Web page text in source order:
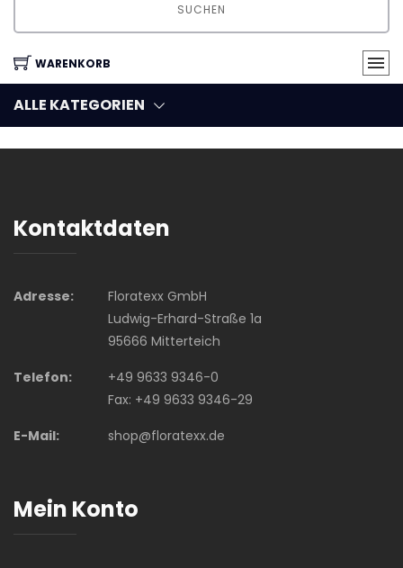
SUCHEN
WARENKORB
ALLE KATEGORIEN
Kontaktdaten
Adresse:
Floratexx GmbH
Ludwig-Erhard-Straße 1a
95666 Mitterteich
Telefon:
+49 9633 9346-0
Fax: +49 9633 9346-29
E-Mail:
shop@floratexx.de
Mein Konto